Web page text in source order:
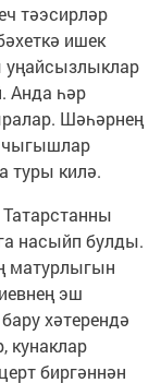
тәэсирләр
ишек
уңайсызлыклар
Анда һәр
Шәһәрнең
чыгышлар
туры килә.
насыйп булды.
матурлыгын
эш
хәтерендә
кунаклар
биргәннән